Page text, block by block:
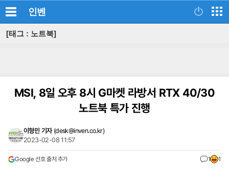
인벤
[태그 : 노트북]
MSI, 8일 오후 8시 G마켓 라방서 RTX 40/30
노트북 특가 진행
이형민 기자 (desk@inven.co.kr)
2023-02-08 11:57
Google 선호 출처 추가 1 1